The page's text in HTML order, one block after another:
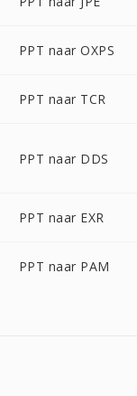
PPT naar OXPS
PPT naar TCR
PPT naar DDS
PPT naar EXR
PPT naar PAM